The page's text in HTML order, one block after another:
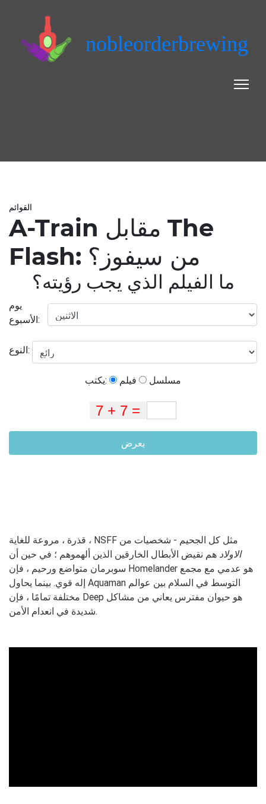
nobleorderbrewing
القوائم
A-Train مقابل The
Flash: من سيفوز؟
ما الفيلم الذي يجب رؤيته؟
يوم
الأسبوع:
النوع:
يكتب: فيلم مسلسل
يعرض
قذرة ، مروعة للغاية ، NSFF مثل كل الجحيم - شخصيات من
الاولاد هم نقيض الأبطال الخارقين الذين ألهموهم ؛ في حين أن
سوبرمان متواضع ورحيم ، فإن Homelander هو عدمي مع مجمع
إله قوي. بينما يحاول Aquaman التوسط في السلام بين عوالم
مختلفة تمامًا ، فإن Deep هو حيوان مفترس يعاني من مشاكل
شديدة في انعدام الأمن.